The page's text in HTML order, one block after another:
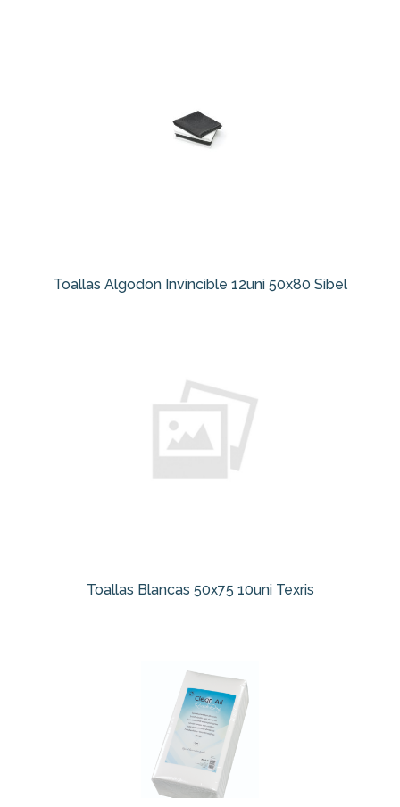
Toallas Algodon Invincible 12uni 50x80 Sibel
Toallas Blancas 50x75 10uni Texris